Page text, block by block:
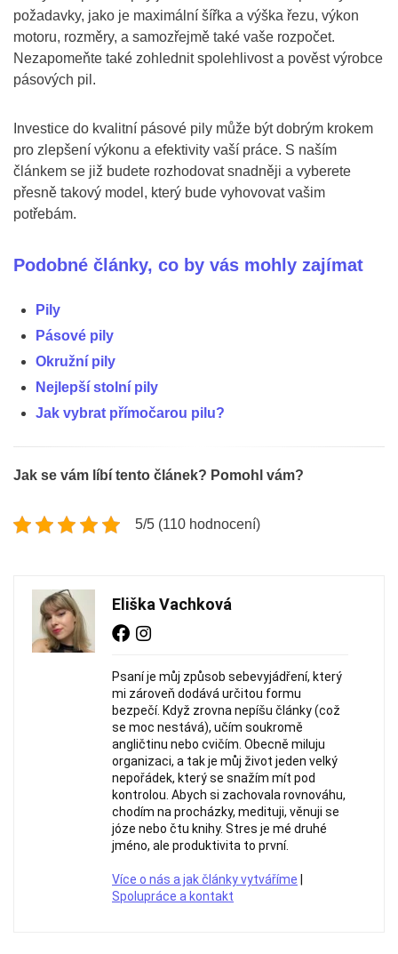
požadavky, jako je maximální šířka a výška řezu, výkon
motoru, rozměry, a samozřejmě také vaše rozpočet.
Nezapomeňte také zohlednit spolehlivost a pověst výrobce
pásových pil.
Investice do kvalitní pásové pily může být dobrým krokem
pro zlepšení výkonu a efektivity vaší práce. S naším
článkem se již budete rozhodovat snadněji a vyberete
přesně takový model, který bude vyhovovat vašim
potřebám.
Podobné články, co by vás mohly zajímat
Pily
Pásové pily
Okružní pily
Nejlepší stolní pily
Jak vybrat přímočarou pilu?
Jak se vám líbí tento článek? Pomohl vám?
5/5 (110 hodnocení)
Eliška Vachková
Psaní je můj způsob sebevyjádření, který
mi zároveň dodává určitou formu
bezpečí. Když zrovna nepíšu články (což
se moc nestává), učím soukromě
angličtinu nebo cvičím. Obecně miluju
organizaci, a tak je můj život jeden velký
nepořádek, který se snažím mít pod
kontrolou. Abych si zachovala rovnováhu,
chodím na procházky, medituji, věnuji se
józe nebo čtu knihy. Stres je mé druhé
jméno, ale produktivita to první.
Více o nás a jak články vytváříme
Spolupráce a kontakt